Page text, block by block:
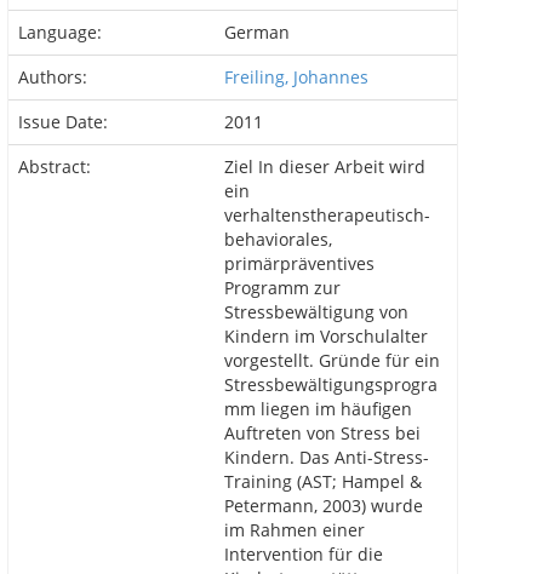
Language:
German
Authors:
Freiling, Johannes
Issue Date:
2011
Abstract:
Ziel In dieser Arbeit wird
ein
verhaltenstherapeutisch-
behaviorales,
primärpräventives
Programm zur
Stressbewältigung von
Kindern im Vorschulalter
vorgestellt. Gründe für ein
Stressbewältigungsprogra
mm liegen im häufigen
Auftreten von Stress bei
Kindern. Das Anti-Stress-
Training (AST; Hampel &
Petermann, 2003) wurde
im Rahmen einer
Intervention für die